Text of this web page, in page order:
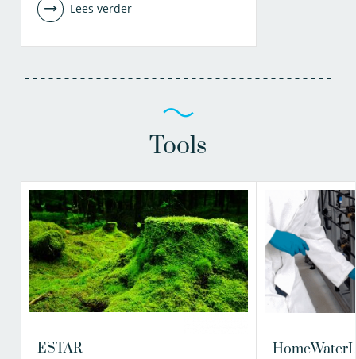
Lees verder
Tools
ESTAR